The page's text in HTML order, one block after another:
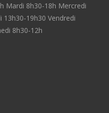
Mardi 8h30-18h Mercredi
13h30-19h30 Vendredi
8h30-12h